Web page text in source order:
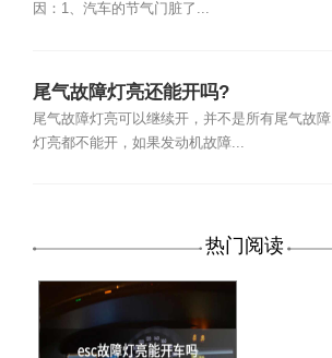
因：1、汽车的节气门脏了...
尾气故障灯亮还能开吗?
尾气故障灯亮可以继续开，并不是所有尾气故障
灯亮都不能开，如果发动机故障...
热门阅读